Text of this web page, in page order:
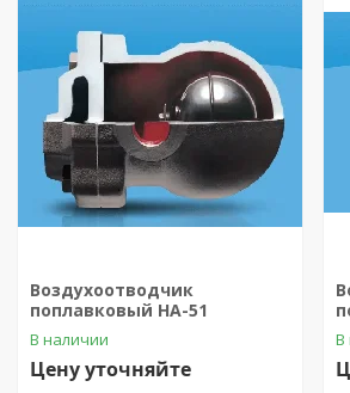
Воздухоотводчик
поплавковый HA-51
В наличии
Цену уточняйте
В